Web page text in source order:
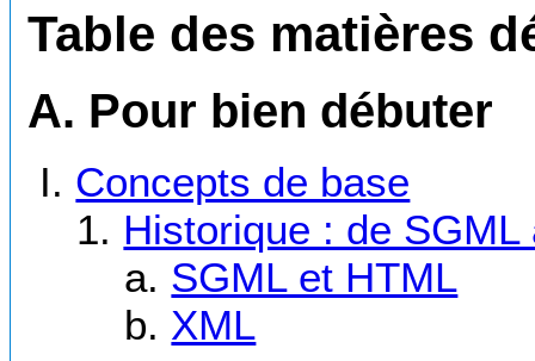
Table des matières
A. Pour bien débuter
Concepts de base
Historique : de SGML
SGML et HTML
XML